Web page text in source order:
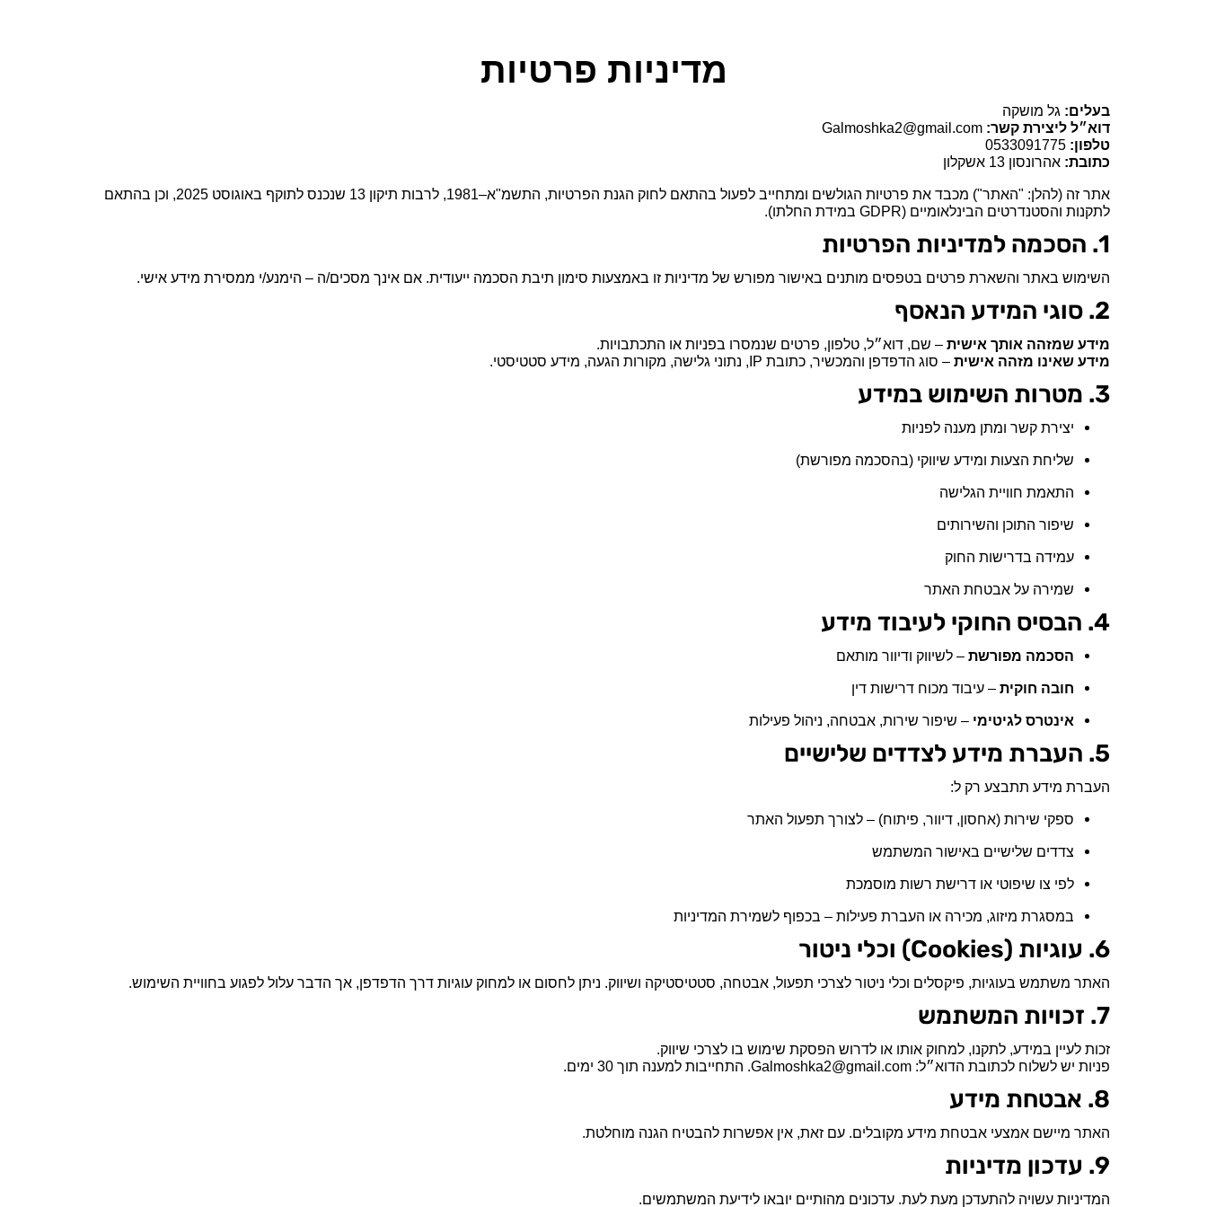
מדיניות פרטיות
בעלים: גל מושקה
דוא״ל ליצירת קשר:
טלפון:
כתובת: אהרונסון 13 אשקלון
אתר זה (להלן: "האתר") מכבד את פרטיות הגולשים ומתחייב לפעול בהתאם לחוק הגנת הפרטיות, התשמ"א–1981, לרבות תיקון 13 שנכנס לתוקף באוגוסט 2025, וכן בהתאם
לתקנות והסטנדרטים הבינלאומיים (GDPR במידת החלתו).
1. הסכמה למדיניות הפרטיות
השימוש באתר והשארת פרטים בטפסים מותנים באישור מפורש של מדיניות זו באמצעות סימון תיבת הסכמה ייעודית. אם אינך מסכים/ה – הימנע/י ממסירת מידע אישי.
2. סוגי המידע הנאסף
מידע שמזהה אותך אישית – שם, דוא״ל, טלפון, פרטים שנמסרו בפניות או התכתבויות.
מידע שאינו מזהה אישית – סוג הדפדפן והמכשיר, כתובת IP, נתוני גלישה, מקורות הגעה, מידע סטטיסטי.
3. מטרות השימוש במידע
יצירת קשר ומתן מענה לפניות
שליחת הצעות ומידע שיווקי (בהסכמה מפורשת)
התאמת חוויית הגלישה
שיפור התוכן והשירותים
עמידה בדרישות החוק
שמירה על אבטחת האתר
4. הבסיס החוקי לעיבוד מידע
הסכמה מפורשת – לשיווק ודיוור מותאם
חובה חוקית – עיבוד מכוח דרישות דין
אינטרס לגיטימי – שיפור שירות, אבטחה, ניהול פעילות
5. העברת מידע לצדדים שלישיים
העברת מידע תתבצע רק ל:
ספקי שירות (אחסון, דיוור, פיתוח) – לצורך תפעול האתר
צדדים שלישיים באישור המשתמש
לפי צו שיפוטי או דרישת רשות מוסמכת
במסגרת מיזוג, מכירה או העברת פעילות – בכפוף לשמירת המדיניות
6. עוגיות (Cookies) וכלי ניטור
האתר משתמש בעוגיות, פיקסלים וכלי ניטור לצרכי תפעול, אבטחה, סטטיסטיקה ושיווק. ניתן לחסום או למחוק עוגיות דרך הדפדפן, אך הדבר עלול לפגוע בחוויית השימוש.
7. זכויות המשתמש
זכות לעיין במידע, לתקנו, למחוק אותו או לדרוש הפסקת שימוש בו לצרכי שיווק.
פניות יש לשלוח לכתובת הדוא״ל: Galmoshka2@gmail.com. התחייבות למענה תוך 30 ימים.
8. אבטחת מידע
האתר מיישם אמצעי אבטחת מידע מקובלים. עם זאת, אין אפשרות להבטיח הגנה מוחלטת.
9. עדכון מדיניות
המדיניות עשויה להתעדכן מעת לעת. עדכונים מהותיים יובאו לידיעת המשתמשים.